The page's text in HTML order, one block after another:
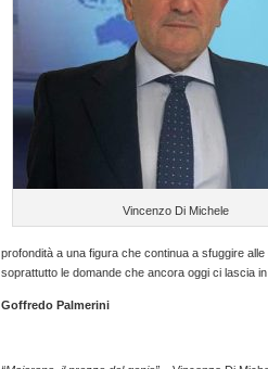
Vincenzo Di Michele
profondità a una figura che continua a sfuggire
soprattutto le domande che ancora oggi ci lascia in
Goffredo Palmerini